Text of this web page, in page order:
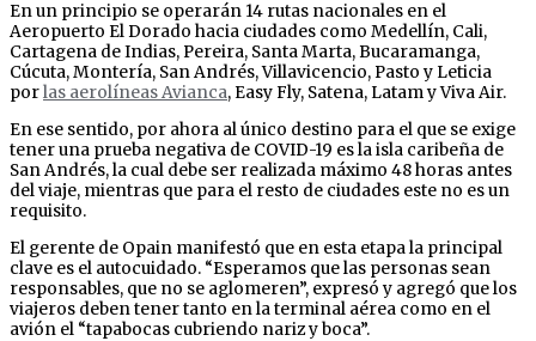
En un principio se operarán 14 rutas nacionales en el
Aeropuerto El Dorado hacia ciudades como Medellín, Cali,
Cartagena de Indias, Pereira, Santa Marta, Bucaramanga,
Cúcuta, Montería, San Andrés, Villavicencio, Pasto y Leticia
porlas aerolíneas Avianca, Easy Fly, Satena, Latam y Viva Air.
En ese sentido, por ahora al único destino para el que se exige
tener una prueba negativa de COVID-19 es la isla caribeña de
San Andrés, la cual debe ser realizada máximo 48 horas antes
del viaje, mientras que para el resto de ciudades este no es un
requisito.
El gerente de Opain manifestó que en esta etapa la principal
clave es el autocuidado. “Esperamos que las personas sean
responsables, que no se aglomeren”, expresó y agregó que los
viajeros deben tener tanto en la terminal aérea como en el
avión el “tapabocas cubriendo nariz y boca”.